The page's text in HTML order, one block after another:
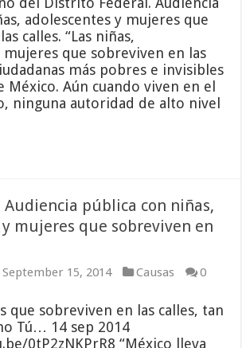
adolescentes y mujeres que
calles. “Las niñas,
mujeres que sobreviven en las
más pobres e invisibles
México. Aún cuando viven en el
ninguna autoridad de alto nivel
pública con niñas,
mujeres que sobreviven en
September 15, 2014 Causas
0
que sobreviven en las calles, tan
Tú… 14 sep 2014
0tP2zNKPrR8 “México lleva